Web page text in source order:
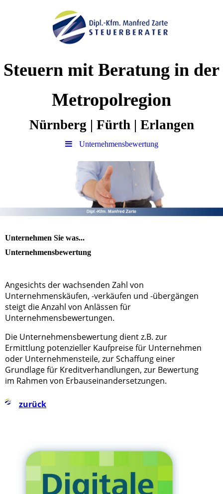
Steuern mit Beratung in der
Metropolregion
Nürnberg | Fürth | Erlangen
Unternehmensbewertung
Unternehmen Sie was...
Unternehmensbewertung
Angesichts der wachsenden Zahl von
Unternehmenskäufen, -verkäufen und -übergängen
steigt die Anzahl von Anlässen für
Unternehmensbewertungen.
Die Unternehmensbewertung dient z.B. zur
Ermittlung potenzieller Kaufpreise für Unternehmen
oder Unternehmensteile, zur Schaffung einer
Grundlage für Kreditverhandlungen, zur Bewertung
im Rahmen von Erbauseinandersetzungen.
zurück